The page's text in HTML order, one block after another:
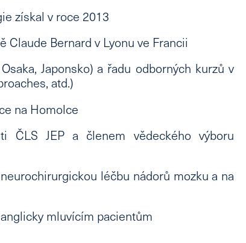
získal v roce 2013
Claude Bernard v Lyonu ve Francii
Japonsko) a řadu odborných kurzů v
atd.)
na Homolce
ČLS JEP a členem vědeckého výboru
neurochirurgickou léčbu nádorů mozku a na
anglicky mluvícím pacientům